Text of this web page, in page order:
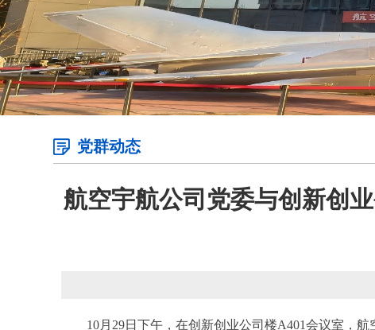
党群动态
航空宇航公司党委与创新创
10月29日下午，在创新创业公司楼A401会议室，